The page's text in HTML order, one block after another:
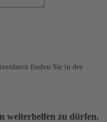
finden Sie in der
weiterhelfen zu dürfen.